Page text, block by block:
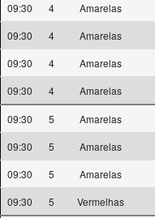
09:30 4 Amarelas
09:30
4 Amarelas
09:30
4 Amarelas
09:30
4 Amarelas
09:30 5 Amarelas
09:30
5 Amarelas
09:30
5 Amarelas
09:30
5 Vermelhas